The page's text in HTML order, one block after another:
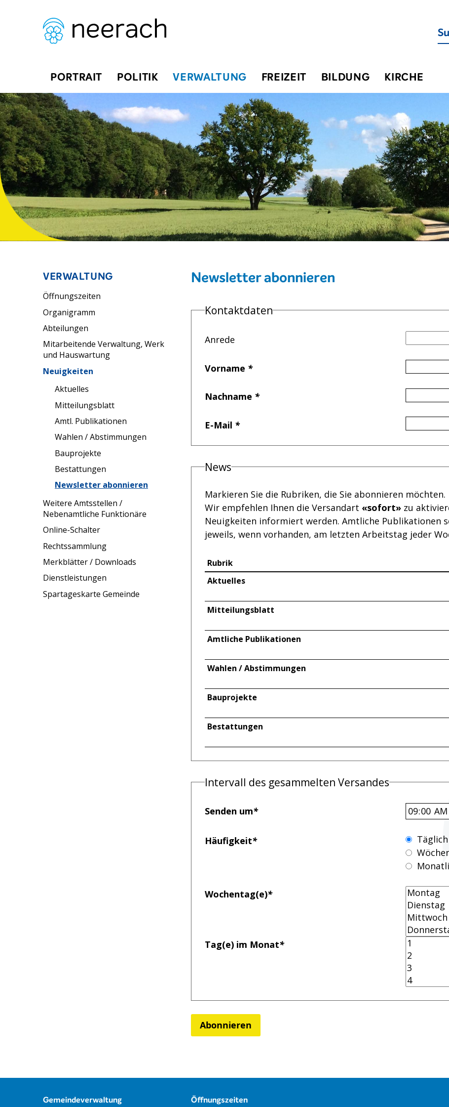
Hauptnavigation
PORTRAIT POLITIK VERWALTUNG FREIZEIT BILDUNG KIRCHE
Unternavigation
VERWALTUNG
Öffnungszeiten
Organigramm
Abteilungen
Mitarbeitende Verwaltung, Werk
und Hauswartung
Neuigkeiten
Aktuelles
Mitteilungsblatt
Amtl. Publikationen
Wahlen / Abstimmungen
Bauprojekte
Bestattungen
Newsletter abonnieren
Weitere Amtsstellen /
Nebenamtliche Funktionäre
Online-Schalter
Rechtssammlung
Merkblätter / Downloads
Dienstleistungen
Spartageskarte Gemeinde
Newsletter abonnieren
Kontaktdaten
Anrede
Vorname *
Nachname *
E-Mail *
News
Markieren Sie die Rubriken, die Sie abonnieren möchten.
Wir empfehlen Ihnen die Versandart «sofort» zu
Neuigkeiten informiert werden. Amtliche Publikationen
jeweils, wenn vorhanden, am letzten Arbeitstag jeder
Rubrik
Aktuelles
Mitteilungsblatt
Amtliche Publikationen
Wahlen / Abstimmungen
Bauprojekte
Bestattungen
Intervall des gesammelten Versandes
Senden um*
Häufigkeit*
Täglich
Wochentag(e)*
Tag(e) im Monat*
Abonnieren
Gemeindeverwaltung Öffnungszeiten